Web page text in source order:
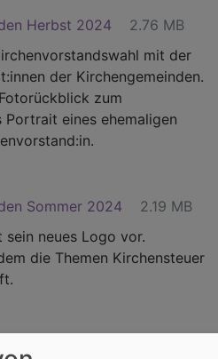
Herbst 2024
2.76 MB
mit der
der Kirchengemeinden.
zum
Portrait eines ehemaligen
Sommer 2024
2.19 MB
neues Logo vor.
die Themen Kirchensteuer